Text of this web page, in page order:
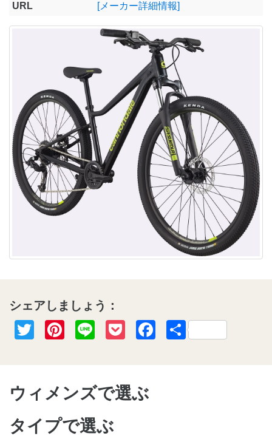
URL
[メーカー詳細情報]
シェアしましょう：
TwitterPinterest
Line PocketFacebook
共
ウィメンズで選ぶ
タイプで選ぶ